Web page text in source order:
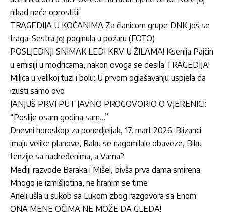
nikad neće oprostiti!
TRAGEDIJA U KOČANIMA Za članicom grupe DNK јoš se
traga: Sestra јој poginula u požaru (FOTO)
POSLJEDNJI SNIMAK LEDI KRV U ŽILAMA! Ksenija Pajčin
u emisiji u modricama, nakon ovoga se desila TRAGEDIJA!
Milica u velikoj tuzi i bolu: U prvom oglašavanju uspjela da
izusti samo ovo
JANJUŠ PRVI PUT JAVNO PROGOVORIO O VJERENICI:
“Poslije osam godina sam…”
Dnevni horoskop za ponedjeljak, 17. mart 2026: Blizanci
imaju velike planove, Raku se nagomilale obaveze, Biku
tenzije sa nadređenima, a Vama?
Mediji razvode Baraka i Mišel, bivša prva dama smirena:
Mnogo je izmišljotina, ne hranim se time
Aneli ušla u sukob sa Lukom zbog razgovora sa Enom:
ONA MENE OČIMA NE MOŽE DA GLEDA!